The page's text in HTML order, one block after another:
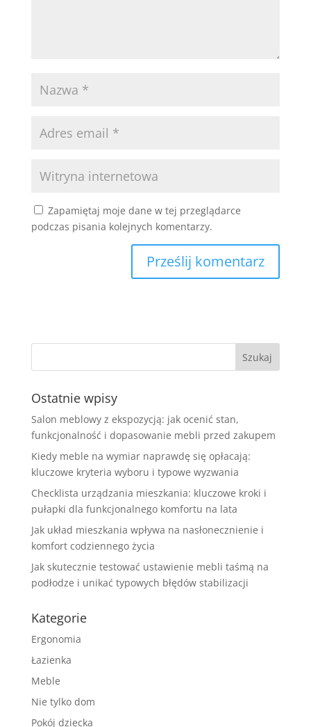
Zapamiętaj moje dane w tej przeglądarce
podczas pisania kolejnych komentarzy.
Ostatnie wpisy
Salon meblowy z ekspozycją: jak ocenić stan,
funkcjonalność i dopasowanie mebli przed zakupem
Kiedy meble na wymiar naprawdę się opłacają:
kluczowe kryteria wyboru i typowe wyzwania
Checklista urządzania mieszkania: kluczowe kroki i
pułapki dla funkcjonalnego komfortu na lata
Jak układ mieszkania wpływa na nasłonecznienie i
komfort codziennego życia
Jak skutecznie testować ustawienie mebli taśmą na
podłodze i unikać typowych błędów stabilizacji
Kategorie
Ergonomia
Łazienka
Meble
Nie tylko dom
Pokój dziecka